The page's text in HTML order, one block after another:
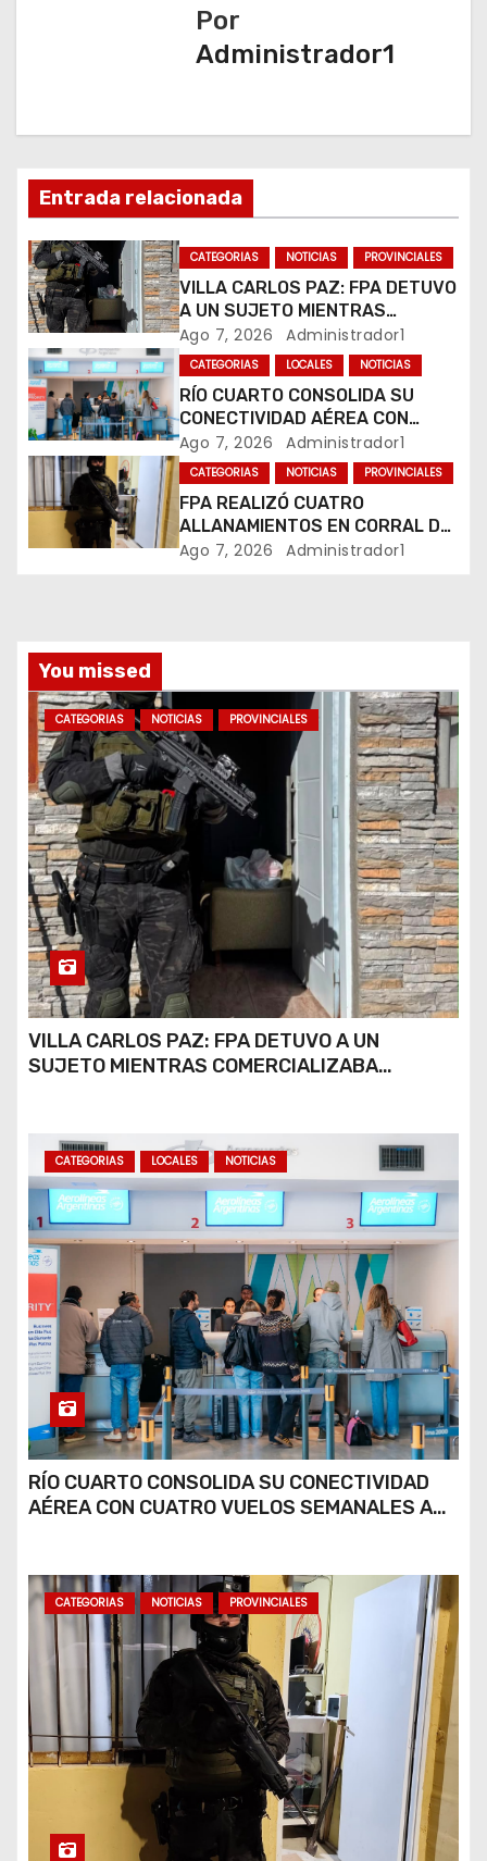
i
ó
n
d
e
e
n
t
r
a
a
s
Por
Administrador1
Entrada relacionada
CATEGORIAS NOTICIAS PROVINCIALES
VILLA CARLOS PAZ: FPA DETUVO
A UN SUJETO MIENTRAS
COMERCIALIZABA COCAÍNA Y
MARIHUANA EN UNA PLAZA
Ago 7, 2026 Administrador1
CATEGORIAS LOCALES NOTICIAS
RÍO CUARTO CONSOLIDA SU
CONECTIVIDAD AÉREA CON
CUATRO VUELOS SEMANALES A
BUENOS AIRES
Ago 7, 2026 Administrador1
CATEGORIAS NOTICIAS PROVINCIALES
FPA REALIZÓ CUATRO
ALLANAMIENTOS EN CORRAL DE
BUSTOS-IFFLINGER
Ago 7, 2026 Administrador1
You missed
CATEGORIAS NOTICIAS PROVINCIALES
VILLA CARLOS PAZ: FPA DETUVO A UN
SUJETO MIENTRAS COMERCIALIZABA
CATEGORIAS LOCALES NOTICIAS
RÍO CUARTO CONSOLIDA SU CONECTIVIDAD
AÉREA CON CUATRO VUELOS SEMANALES A
CATEGORIAS NOTICIAS PROVINCIALES